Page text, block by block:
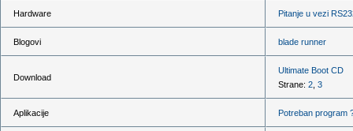
Hardware Pitanje u vezi
Blogovi blade runner
Download
Ultimate Boot CD
Strane: 2 3
Aplikacije Potreban program